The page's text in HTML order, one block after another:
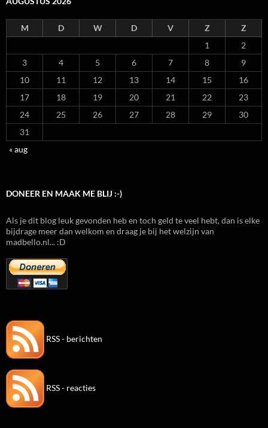
M D W D V Z
Z
1
2
3
4 5 6 7 8
9
10
11 12 13 14 15
16
17
18 19 20 21 22
23
24
25 26 27 28 29
30
31
« aug
DONEER EN MAAK ME BLIJ :-)
Als je dit blog leuk gevonden heb en toch geld te veel hebt, dan is elke
bijdrage meer dan welkom en draag je bij het welzijn van
madbello.nl... :D
RSS - berichten
RSS - reacties